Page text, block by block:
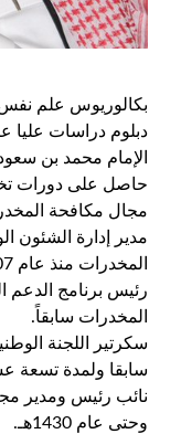
بكالوريوس علم نفس
دبلوم دراسات عليا
الإمام محمد بن سعود
حاصل على دورات
مجال مكافحة
مدير إدارة الشئون
المخدرات منذ عام 1407 حتى عام 1427هـ.
رئيس برنامج الدعم
المخدرات سابقاً.
سابقا ولمدة تسعة
وحتى عام 1430هـ.